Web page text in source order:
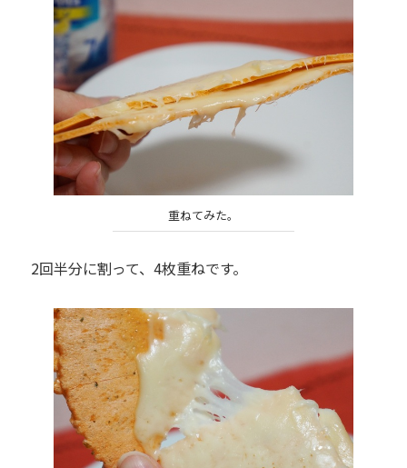
重ねてみた。
2回半分に割って、4枚重ねです。